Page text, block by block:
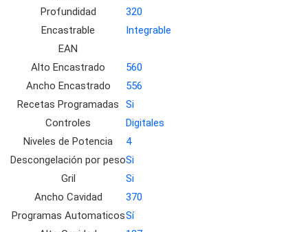
Profundidad
320
Encastrable
Integrable
EAN
Alto Encastrado
560
Ancho Encastrado
556
Recetas Programadas
Si
Controles
Digitales
Niveles de Potencia
4
Descongelación por pesoSi
Gril
Si
Ancho Cavidad
370
Programas AutomaticosSí